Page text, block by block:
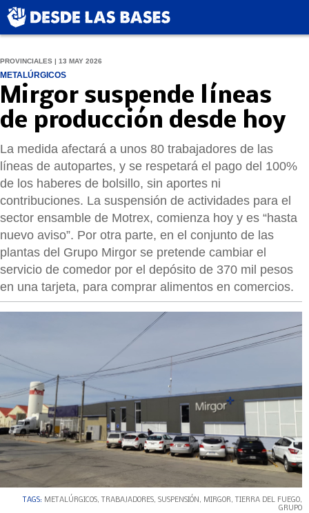
PROVINCIALES | 13 MAY 2026
METALÚRGICOS
Mirgor suspende líneas
de producción desde hoy
La medida afectará a unos 80 trabajadores de las
líneas de autopartes, y se respetará el pago del 100%
de los haberes de bolsillo, sin aportes ni
contribuciones. La suspensión de actividades para el
sector ensamble de Motrex, comienza hoy y es “hasta
nuevo aviso”. Por otra parte, en el conjunto de las
plantas del Grupo Mirgor se pretende cambiar el
servicio de comedor por el depósito de 370 mil pesos
en una tarjeta, para comprar alimentos en comercios.
TAGS: METALÚRGICOS, TRABAJADORES, SUSPENSIÓN , MIRGOR, TIERRA DEL FUEGO,
GRUPO